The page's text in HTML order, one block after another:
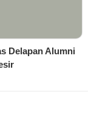
Delapan Alumni